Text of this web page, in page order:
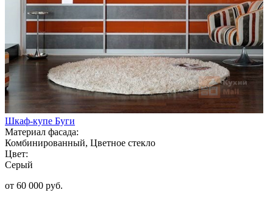
Шкаф-купе Буги
Материал фасада:
Комбинированный, Цветное стекло
Цвет:
Серый
от 60 000 руб.